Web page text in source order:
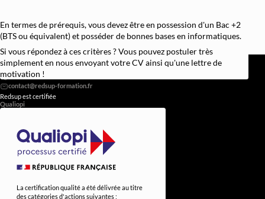
En termes de prérequis, vous devez être en possession d'un Bac +2
(BTS ou équivalent) et posséder de bonnes bases en informatiques.
Si vous répondez à ces critères ? Vous pouvez postuler très
simplement en nous envoyant votre CV ainsi qu'une lettre de
motivation !
REDSUP © 2026
98 Bd Victor Hugo, 92110 Clichy
0756838251
Redsup est certifiée
Qualiopi
La certification qualité a été délivrée au titre
des catégories d'actions suivantes :